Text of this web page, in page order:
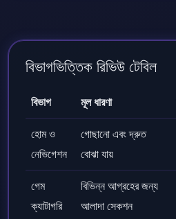
বিভাগভিত্তিক রিভিউ টেবিল
বিভাগ মূল ধারণা
হোম ও
নেভিগেশন
গোছানো এবং দ্রুত
বোঝা যায়
গেম
ক্যাটাগরি
বিভিন্ন আগ্রহের জন্য
আলাদা সেকশন